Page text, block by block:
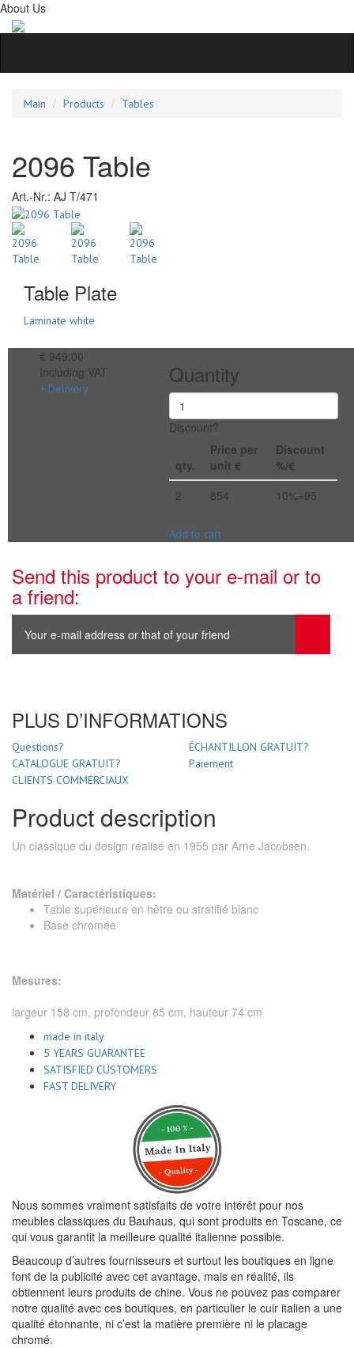
About Us
Main Products Tables
2096 Table
Art.-Nr.: AJ T/471
Table Plate
Laminate white
€ 949.00
Including VAT
+ Delivery
Quantity
Discount?
qty.
Price per
unit €
Discount
%/€
2
854 10%=95
Add to cart
Send this product to your e-mail or to
a friend:
PLUS D’INFORMATIONS
Questions?
ÉCHANTILLON GRATUIT?
CATALOGUE GRATUIT?
Paiement
CLIENTS COMMERCIAUX
Product description
Un classique du design réalisé en 1955 par Arne Jacobsen.
Matériel / Caractéristiques:
Table supérieure en hêtre ou stratifié blanc
Base chromée
Mesures:
largeur 158 cm, profondeur 85 cm, hauteur 74 cm
made in italy
5 YEARS GUARANTEE
SATISFIED CUSTOMERS
FAST DELIVERY
Nous sommes vraiment satisfaits de votre intérêt pour nos
meubles classiques du Bauhaus, qui sont produits en Toscane, ce
qui vous garantit la meilleure qualité italienne possible.
Beaucoup d’autres fournisseurs et surtout les boutiques en ligne
font de la publicité avec cet avantage, mais en réalité, ils
obtiennent leurs produits de chine. Vous ne pouvez pas comparer
notre qualité avec ces boutiques, en particulier le cuir italien a une
qualité étonnante, ni c’est la matière première ni le placage
chromé.